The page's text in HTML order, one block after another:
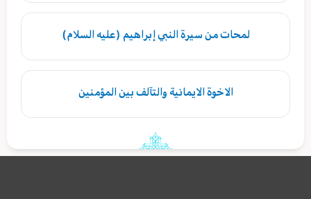
لمحات من سيرة النبي إبراهيم (عليه السلام)
الاخوة الايمانية والتآلف بين المؤمنين